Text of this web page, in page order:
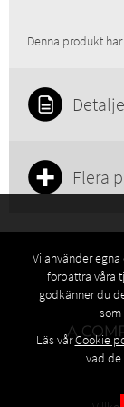
Pris exkl. moms:
Denna produkt
Flera
Vi använder
förbättra våra
godkänner du
som
Läs vårCookie
vad de